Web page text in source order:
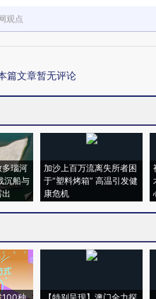
观点
篇文章暂无评论
多瑙河
沉船与
加沙上百万流离失所者困
于“塑料烤箱” 高温引发健
康危机